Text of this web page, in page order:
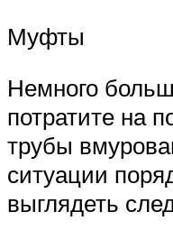
Муфты
Немного
потратите на
трубы
ситуации
выглядеть